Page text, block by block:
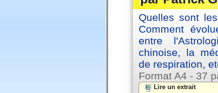
Quelles sont
Comment
entre
chinoise, la
de respiration,
Format A4 - 37
Lire un extrait